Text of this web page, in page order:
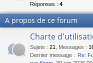
Réponses : 4
A propos de ce forum
Charte
Sujets : 21 Messages :
Dernier message : Re: